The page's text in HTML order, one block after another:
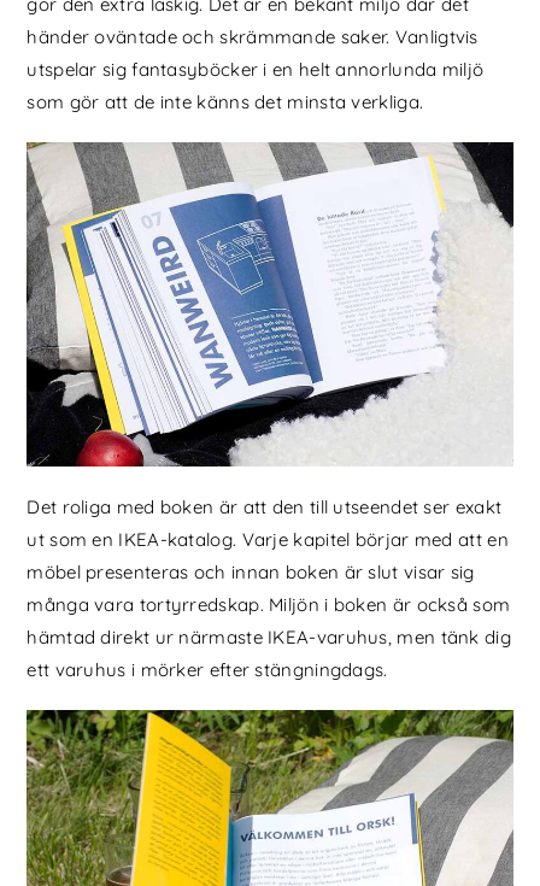
händer oväntade och skrämmande saker. Vanligtvis
utspelar sig fantasyböcker i en helt annorlunda miljö
som gör att de inte känns det minsta verkliga.
Det roliga med boken är att den till utseendet ser exakt
ut som en IKEA-katalog. Varje kapitel börjar med att en
möbel presenteras och innan boken är slut visar sig
många vara tortyrredskap. Miljön i boken är också som
hämtad direkt ur närmaste IKEA-varuhus, men tänk dig
ett varuhus i mörker efter stängningdags.